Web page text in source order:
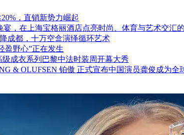
，直销新势力崛起
，在上海宝格丽酒店点亮时尚、体育与艺术交汇
成都，十万空盒演绎循环艺术
盈野心”正在发生
级成衣系列巴黎中法时装周开幕大秀
& OLUFSEN 铂傲 正式宣布中国演员龚俊成为全